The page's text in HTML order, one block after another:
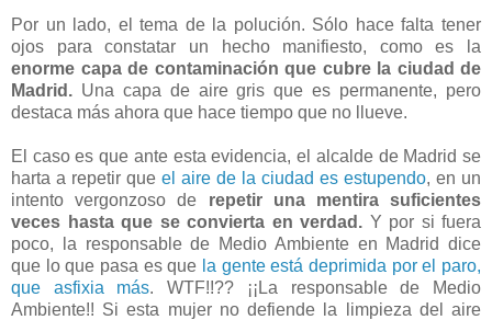
Por un lado, el tema de la polución. Sólo hace falta tener
ojos para constatar un hecho manifiesto, como es la
enorme capa de contaminación que cubre la ciudad de
Madrid. Una capa de aire gris que es permanente, pero
destaca más ahora que hace tiempo que no llueve.
El caso es que ante esta evidencia, el alcalde de Madrid se
harta a repetir que el aire de la ciudad es estupendo, en un
intento vergonzoso de repetir una mentira suficientes
veces hasta que se convierta en verdad. Y por si fuera
poco, la responsable de Medio Ambiente en Madrid dice
que lo que pasa es que la gente está deprimida por el paro,
que asfixia más. WTF!!?? ¡¡La responsable de Medio
Ambiente!! Si esta mujer no defiende la limpieza del aire